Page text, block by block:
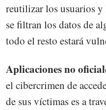
reutilizar los usuarios y
se filtran los datos de
todo el resto estará
Aplicaciones no
el cibercrimen de
de sus víctimas es a